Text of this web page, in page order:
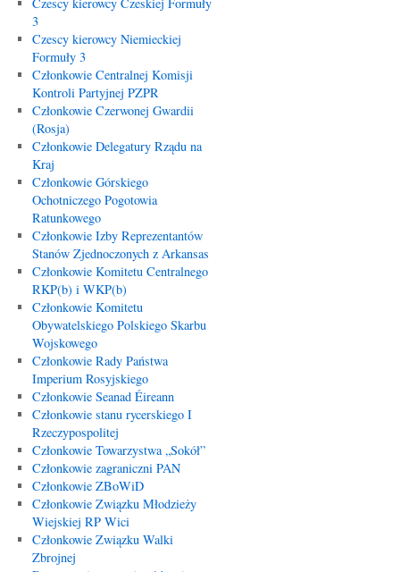
3
Czescy kierowcy Niemieckiej
Formuły 3
Członkowie Centralnej Komisji
Kontroli Partyjnej PZPR
Członkowie Czerwonej Gwardii
(Rosja)
Członkowie Delegatury Rządu na
Kraj
Członkowie Górskiego
Ochotniczego Pogotowia
Ratunkowego
Członkowie Izby Reprezentantów
Stanów Zjednoczonych z Arkansas
Członkowie Komitetu Centralnego
RKP(b) i WKP(b)
Członkowie Komitetu
Obywatelskiego Polskiego Skarbu
Wojskowego
Członkowie Rady Państwa
Imperium Rosyjskiego
Członkowie Seanad Éireann
Członkowie stanu rycerskiego I
Rzeczypospolitej
Członkowie Towarzystwa „Sokół”
Członkowie zagraniczni PAN
Członkowie ZBoWiD
Członkowie Związku Młodzieży
Wiejskiej RP Wici
Członkowie Związku Walki
Zbrojnej